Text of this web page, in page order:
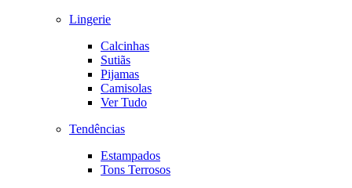
Lingerie
Calcinhas
Sutiãs
Pijamas
Camisolas
Ver Tudo
Tendências
Estampados
Tons Terrosos